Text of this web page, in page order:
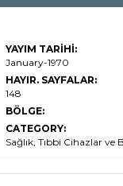
YAYIM TARİHİ:
January-1970
HAYIR. SAYFALAR:
148
BÖLGE:
CATEGORY:
Sağlık, Tıbbi Cihazlar ve